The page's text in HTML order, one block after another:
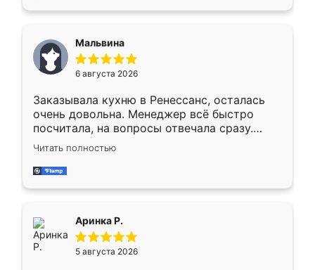
Мальвина
6 августа 2026
Заказывала кухню в Ренессанс, осталась
очень довольна. Менеджер всё быстро
посчитала, на вопросы отвечала сразу.
Замерщик приехал в субботу, подошёл к
делу со всей ответственностью. Собрали
за день, ребята работали аккуратно, даже
Читать полностью
Аринка Р.
5 августа 2026